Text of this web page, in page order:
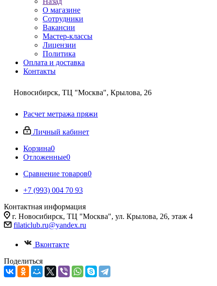
О магазине
Сотрудники
Вакансии
Мастер-классы
Лицензии
Политика
Оплата и доставка
Контакты
Новосибирск, ТЦ "Москва", Крылова, 26
Расчет метража пряжи
Личный кабинет
Корзина0
Отложенные0
Сравнение товаров0
+7 (993) 004 70 93
Контактная информация
г. Новосибирск, ТЦ "Москва", ул. Крылова, 26, этаж 4
filaticlub.ru@yandex.ru
Вконтакте
Поделиться